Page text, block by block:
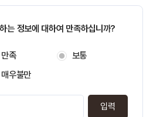
는 정보에 대하여 만족하십니까?
만족
보통
매우불만